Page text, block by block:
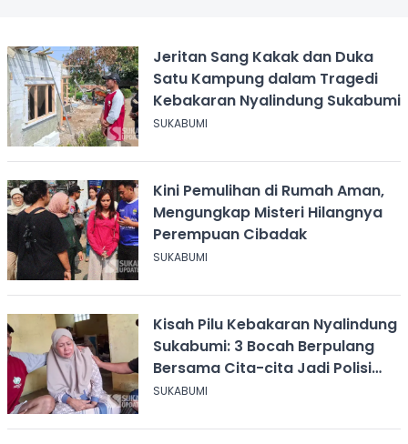
Jeritan Sang Kakak dan Duka
Satu Kampung dalam Tragedi
Kebakaran Nyalindung Sukabumi
SUKABUMI
Kini Pemulihan di Rumah Aman,
Mengungkap Misteri Hilangnya
Perempuan Cibadak
SUKABUMI
Kisah Pilu Kebakaran Nyalindung
Sukabumi: 3 Bocah Berpulang
Bersama Cita-cita Jadi Polisi
dan Guru
SUKABUMI